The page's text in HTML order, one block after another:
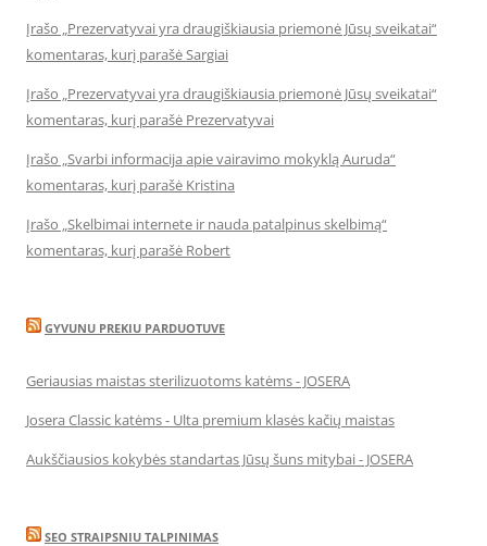
Įrašo „Prezervatyvai yra draugiškiausia priemonė Jūsų sveikatai“
komentaras, kurį parašė Sargiai
Įrašo „Prezervatyvai yra draugiškiausia priemonė Jūsų sveikatai“
komentaras, kurį parašė Prezervatyvai
Įrašo „Svarbi informacija apie vairavimo mokyklą Auruda“
komentaras, kurį parašė Kristina
Įrašo „Skelbimai internete ir nauda patalpinus skelbimą“
komentaras, kurį parašė Robert
GYVUNU PREKIU PARDUOTUVE
Geriausias maistas sterilizuotoms katėms - JOSERA
Josera Classic katėms - Ulta premium klasės kačių maistas
Aukščiausios kokybės standartas Jūsų šuns mitybai - JOSERA
SEO STRAIPSNIU TALPINIMAS